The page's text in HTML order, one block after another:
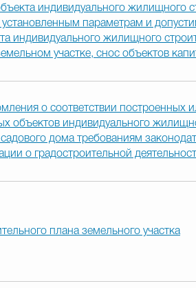
индивидуального жилищного
параметрам и
индивидуального жилищного
участке, снос объектов
о соответствии построенных
объектов индивидуального
дома требованиям
о градостроительной
плана земельного участка